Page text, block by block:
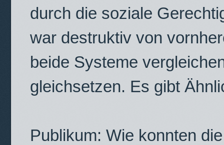
durch die soziale
war destruktiv von
beide Systeme
gleichsetzen. Es gibt
Publikum: Wie konnten